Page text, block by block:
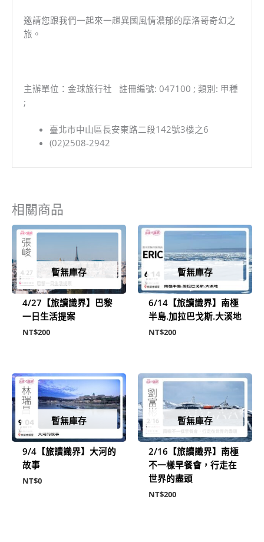
邀請您跟我們一起來一趟異國風情濃郁的摩洛哥奇幻之
旅。
主辦單位：金球旅行社 註冊編號: 047100 ; 類別: 甲種
;
臺北市中山區長安東路二段142號3樓之6
(02)2508-2942
相關商品
暫無庫存
4/27【旅讀識界】巴黎
一日生活提案
NT$200
暫無庫存
6/14【旅讀識界】南極
半島.加拉巴戈斯.大溪地
NT$200
暫無庫存
9/4【旅讀識界】大河的
故事
NT$0
暫無庫存
2/16【旅讀識界】南極
不一樣早餐會，行走在
世界的盡頭
NT$200